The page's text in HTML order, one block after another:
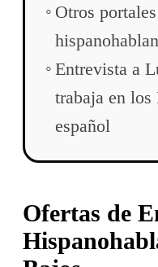
Otros
Entrevista a
trabaja en los
español
Ofertas de